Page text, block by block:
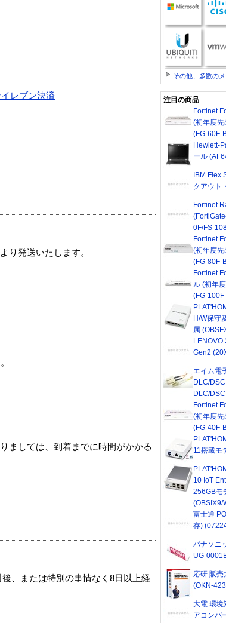
レブン決済
り発送いたします。
ましては、到着までに時間がかかる
、または特別の事情なく8日以上経
その他、多数の
注目の商品
Fortinet
(初年度
(FG-60F-
Hewlett-
ール
IBM Flex
クアウト
Fortinet
0F/FS-
Fortinet
(初年度
(FG-80F-
Fortinet
ル (初年
(FG-
H/W保守
属
Gen2
エイム電
DLC/
DLC/
Fortinet
(初年度
(FG-40F-
11搭載モ
10 IoT
256GBモ
(OBSIX9/
富士通
存)
パナソニ
UG-
応研 販売
(OKN-
大電 環境
アコンバ